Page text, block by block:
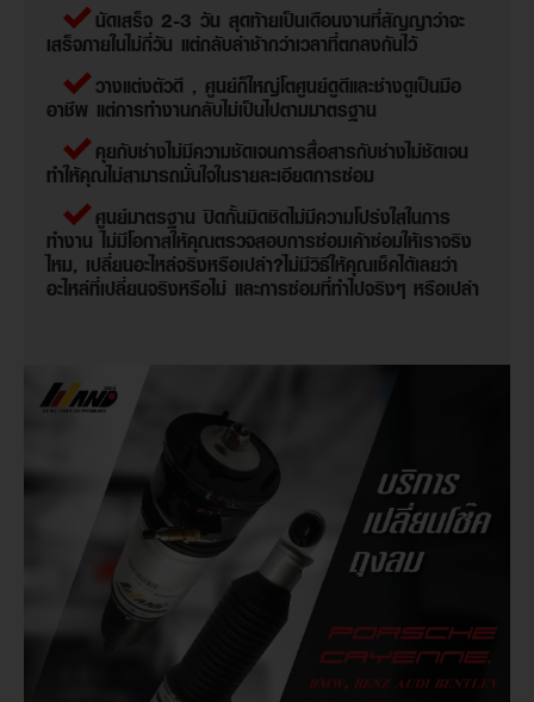
นัดเสร็จ 2-3 วัน สุดท้ายเป็นเดือนงานที่สัญญาว่าจะ
เสร็จภายในไม่กี่วัน แต่กลับล่าช้ากว่าเวลาที่ตกลงกันไว้
วางแต่งตัวดี , ศูนย์ก็ใหญ่โตศูนย์ดูดีและช่างดูเป็นมือ
อาชีพ แต่การทำงานกลับไม่เป็นไปตามมาตรฐาน
คุยกับช่างไม่มีความชัดเจนการสื่อสารกับช่างไม่ชัดเจน
ทำให้คุณไม่สามารถมั่นใจในรายละเอียดการซ่อม
ศูนย์มาตรฐาน ปิดกั้นมิดชิดไม่มีความโปร่งใสในการ
ทำงาน ไม่มีโอกาสให้คุณตรวจสอบการซ่อมเค้าซ่อมให้เราจริง
ไหม, เปลี่ยนอะไหล่จริงหรือเปล่า?ไม่มีวิธีให้คุณเช็คได้เลยว่า
อะไหล่ที่เปลี่ยนจริงหรือไม่ และการซ่อมที่ทำไปจริงๆ หรือเปล่า